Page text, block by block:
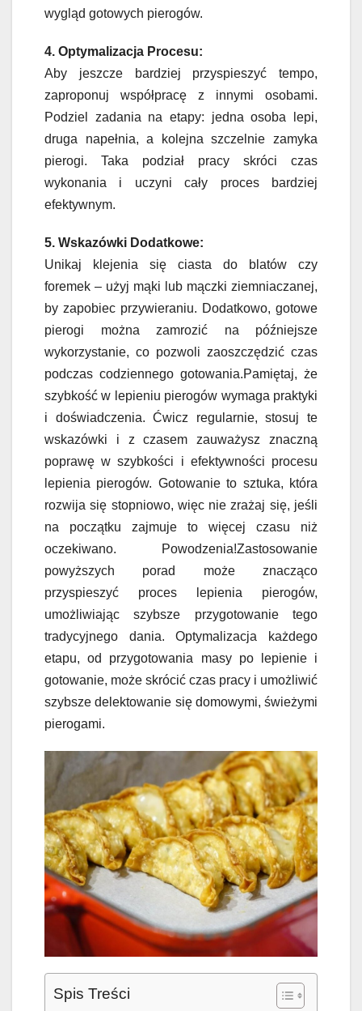
wygląd gotowych pierogów.
4. Optymalizacja Procesu:
Aby jeszcze bardziej przyspieszyć tempo,
zaproponuj współpracę z innymi osobami.
Podziel zadania na etapy: jedna osoba lepi,
druga napełnia, a kolejna szczelnie zamyka
pierogi. Taka podział pracy skróci czas
wykonania i uczyni cały proces bardziej
efektywnym.
5. Wskazówki Dodatkowe:
Unikaj klejenia się ciasta do blatów czy
foremek – użyj mąki lub mączki ziemniaczanej,
by zapobiec przywieraniu. Dodatkowo, gotowe
pierogi można zamrozić na późniejsze
wykorzystanie, co pozwoli zaoszczędzić czas
podczas codziennego gotowania.Pamiętaj, że
szybkość w lepieniu pierogów wymaga praktyki
i doświadczenia. Ćwicz regularnie, stosuj te
wskazówki i z czasem zauważysz znaczną
poprawę w szybkości i efektywności procesu
lepienia pierogów. Gotowanie to sztuka, która
rozwija się stopniowo, więc nie zrażaj się, jeśli
na początku zajmuje to więcej czasu niż
oczekiwano. Powodzenia!Zastosowanie
powyższych porad może znacząco
przyspieszyć proces lepienia pierogów,
umożliwiając szybsze przygotowanie tego
tradycyjnego dania. Optymalizacja każdego
etapu, od przygotowania masy po lepienie i
gotowanie, może skrócić czas pracy i umożliwić
szybsze delektowanie się domowymi, świeżymi
pierogami.
Spis Treści